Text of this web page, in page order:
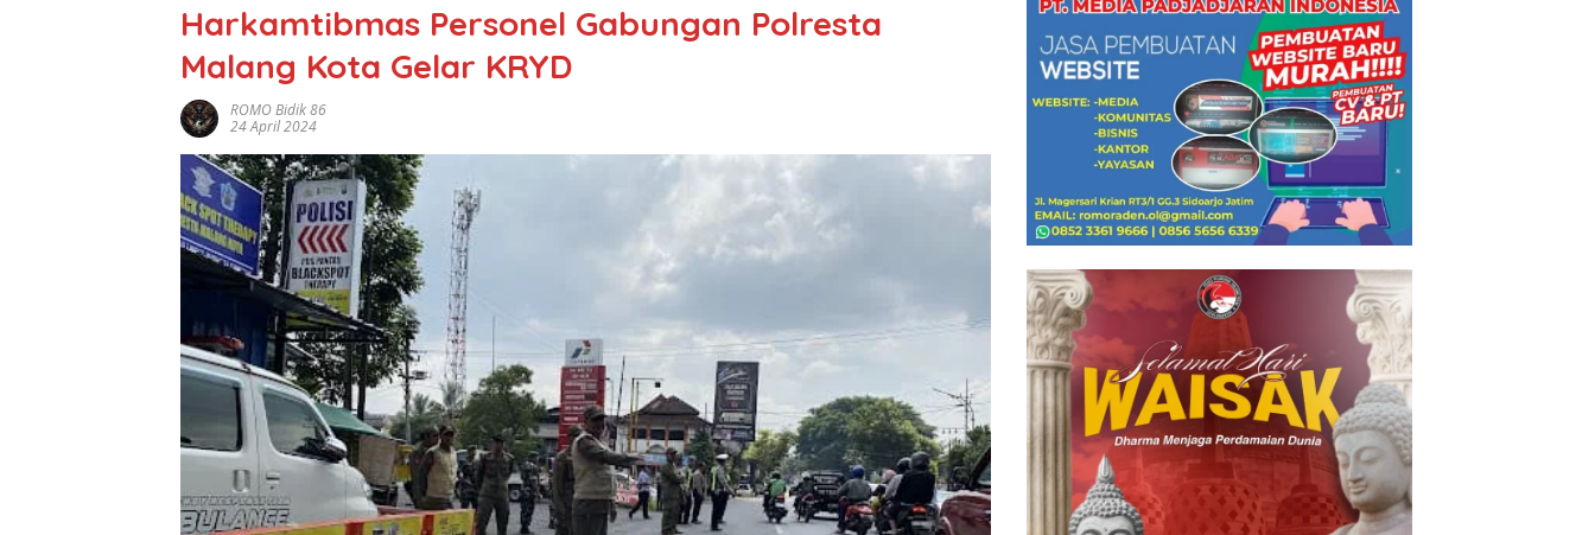
Harkamtibmas Personel Gabungan Polresta
Malang Kota Gelar KRYD
ROMO Bidik 86
24 April 2024